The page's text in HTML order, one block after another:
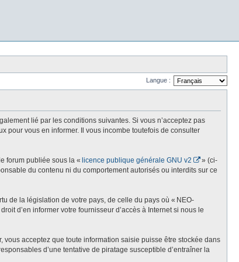
Langue :
lié par les conditions suivantes. Si vous n’acceptez pas
pour vous en informer. Il vous incombe toutefois de consulter
forum publiée sous la « licence publique générale GNU v2
» (ci-
du contenu ni du comportement autorisés ou interdits sur ce
de la législation de votre pays, de celle du pays où « NEO-
d’en informer votre fournisseur d’accès à Internet si nous le
vous acceptez que toute information saisie puisse être stockée dans
d’une tentative de piratage susceptible d’entraîner la